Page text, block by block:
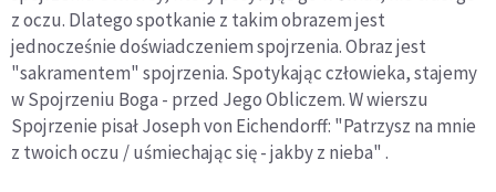
z oczu. Dlatego spotkanie z takim obrazem jest
jednocześnie doświadczeniem spojrzenia. Obraz jest
"sakramentem" spojrzenia. Spotykając człowieka, stajemy
w Spojrzeniu Boga - przed Jego Obliczem. W wierszu
Spojrzenie pisał Joseph von Eichendorff: "Patrzysz na mnie
z twoich oczu / uśmiechając się - jakby z nieba" .